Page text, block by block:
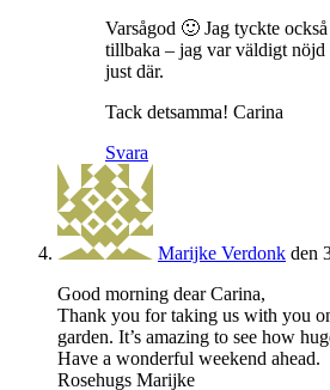
Varsågod 🙂 Jag tyckte
tillbaka – jag var väldigt
just där.
Tack detsamma! Carina
Svara
Marijke Verdonk den
Good morning dear Carina,
Thank you for taking us with you
garden. It’s amazing to see how
Have a wonderful weekend ahead.
Rosehugs Marijke